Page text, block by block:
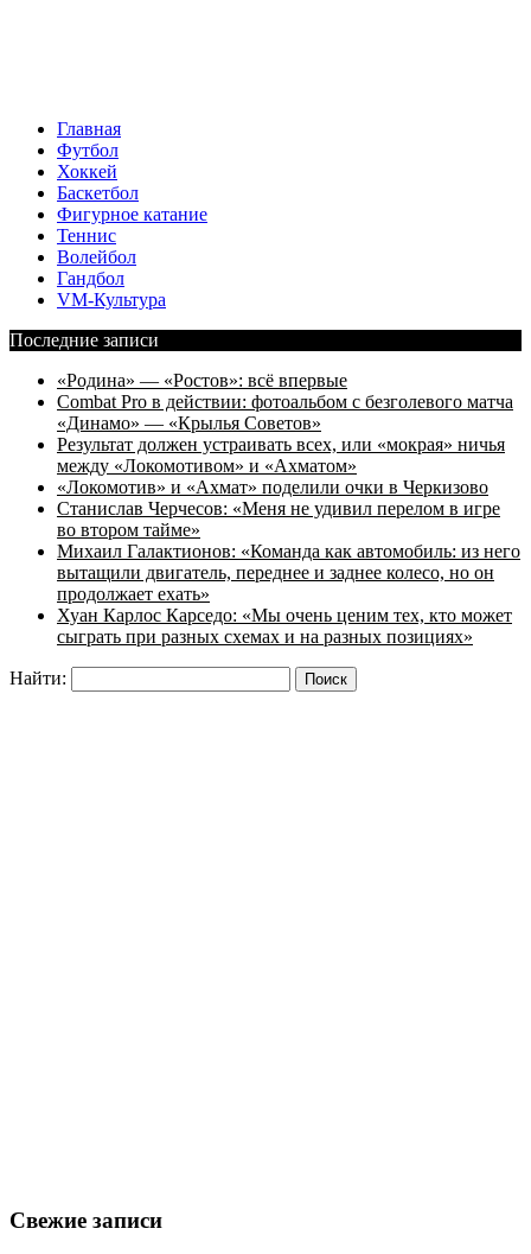
Главная
Футбол
Хоккей
Баскетбол
Фигурное катание
Теннис
Волейбол
Гандбол
VM-Культура
Последние записи
«Родина» — «Ростов»: всё впервые
Combat Pro в действии: фотоальбом с безголевого матча
«Динамо» — «Крылья Советов»
Результат должен устраивать всех, или «мокрая» ничья
между «Локомотивом» и «Ахматом»
«Локомотив» и «Ахмат» поделили очки в Черкизово
Станислав Черчесов: «Меня не удивил перелом в игре
во втором тайме»
Михаил Галактионов: «Команда как автомобиль: из него
вытащили двигатель, переднее и заднее колесо, но он
продолжает ехать»
Хуан Карлос Карседо: «Мы очень ценим тех, кто может
сыграть при разных схемах и на разных позициях»
Найти:
Свежие записи